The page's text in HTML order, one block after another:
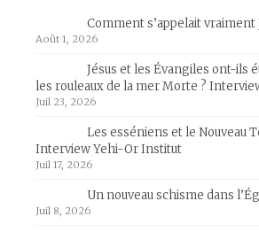
Comment s’appelait vraiment
Août 1, 2026
Jésus et les Évangiles ont-ils
les rouleaux de la mer Morte ?
Juil 23, 2026
Les esséniens et le Nouveau
Interview Yehi-Or Institut
Juil 17, 2026
Un nouveau schisme dans
Juil 8, 2026